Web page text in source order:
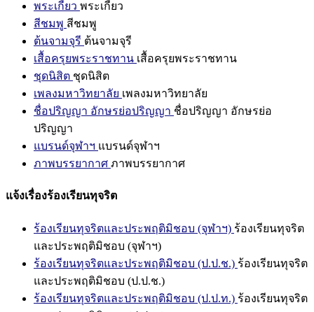
พระเกี้ยว พระเกี้ยว
สีชมพู สีชมพู
ต้นจามจุรี ต้นจามจุรี
เสื้อครุยพระราชทาน เสื้อครุยพระราชทาน
ชุดนิสิต ชุดนิสิต
เพลงมหาวิทยาลัย เพลงมหาวิทยาลัย
ชื่อปริญญา อักษรย่อปริญญา ชื่อปริญญา อักษรย่อ
ปริญญา
แบรนด์จุฬาฯ แบรนด์จุฬาฯ
ภาพบรรยากาศ ภาพบรรยากาศ
แจ้งเรื่องร้องเรียนทุจริต
ร้องเรียนทุจริตและประพฤติมิชอบ (จุฬาฯ) ร้องเรียนทุจริต
และประพฤติมิชอบ (จุฬาฯ)
ร้องเรียนทุจริตและประพฤติมิชอบ (ป.ป.ช.) ร้องเรียนทุจริต
และประพฤติมิชอบ (ป.ป.ช.)
ร้องเรียนทุจริตและประพฤติมิชอบ (ป.ป.ท.) ร้องเรียนทุจริต